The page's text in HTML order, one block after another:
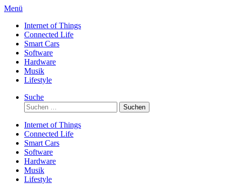
Direkt
Inhalt
Menü
Internet of Things
Connected Life
Smart Cars
Software
Hardware
Musik
Lifestyle
Suche
Suchen
nach:
Internet of Things
Connected Life
Smart Cars
Software
Hardware
Musik
Lifestyle